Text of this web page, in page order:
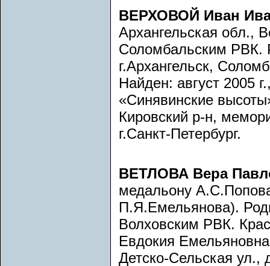
ВЕРХОВОЙ Иван
Архангельская обл.,
Соломбальским РВК.
г.Архангельск,
Найден: август 2005
«Синявинские
Кировский р-н,
г.Санкт-Петербург.
ВЕТЛОВА Вера
медальону
П.Я.Емельянова).
Волховским РВК.
Евдокия
Детско-Сельская ул.,